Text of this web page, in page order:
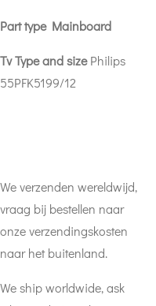
Part type Mainboard
Tv Type and sizePhilips
55PFK5199/12
We verzenden wereldwijd,
vraag bij bestellen naar
onze verzendingskosten
naar het buitenland.
We ship worldwide, ask